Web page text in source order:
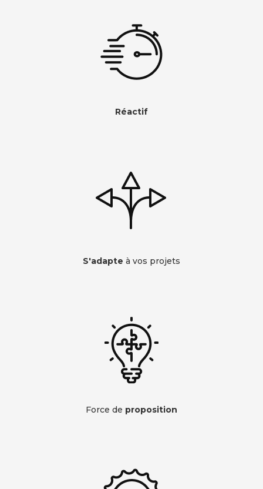
Réactif
S'adapte à vos projets
Force de proposition